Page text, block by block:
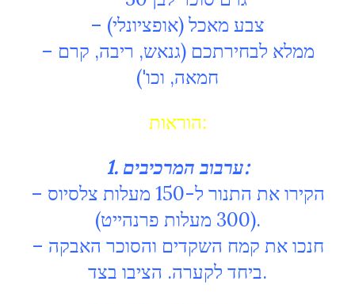
– צבע מאכל (אופציונלי)
– ממלא לבחירתכם (גנאש, ריבה, קרם
חמאה, וכו')
הוראות:
1. ערבוב המרכיבים:
– הקירו את התנור ל-150 מעלות צלסיוס
(300 מעלות פרנהייט).
– חנכו את קמח השקדים והסוכר האבקה
ביחד לקערה. הציבו בצד.